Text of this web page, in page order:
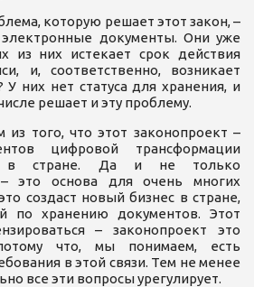
которую решает этот закон, –
документы. Они уже
из них истекает срок действия
и, соответственно, возникает
У них нет статуса для хранения, и
решает и эту проблему.
того, что этот законопроект –
цифровой трансформации
в стране. Да и не только
– это основа для очень многих
создаст новый бизнес в стране,
по хранению документов. Этот
– законопроект это
потому что, мы понимаем, есть
в этой связи. Тем не менее
все эти вопросы урегулирует.